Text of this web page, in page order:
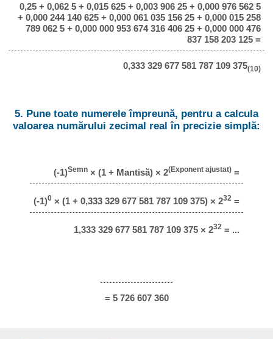
0,25 + 0,062 5 + 0,015 625 + 0,003 906 25 + 0,000 976 562 5
+ 0,000 244 140 625 + 0,000 061 035 156 25 + 0,000 015 258
789 062 5 + 0,000 000 953 674 316 406 25 + 0,000 000 476
837 158 203 125 =
0,333 329 677 581 787 109 375(10)
5. Pune toate numerele împreună, pentru a calcula
valoarea numărului zecimal real în precizie simplă:
(-1)Semn × (1 + Mantisă) × 2(Exponent ajustat) =
(-1)0 × (1 + 0,333 329 677 581 787 109 375) × 232 =
1,333 329 677 581 787 109 375 × 232 = ...
= 5 726 607 360